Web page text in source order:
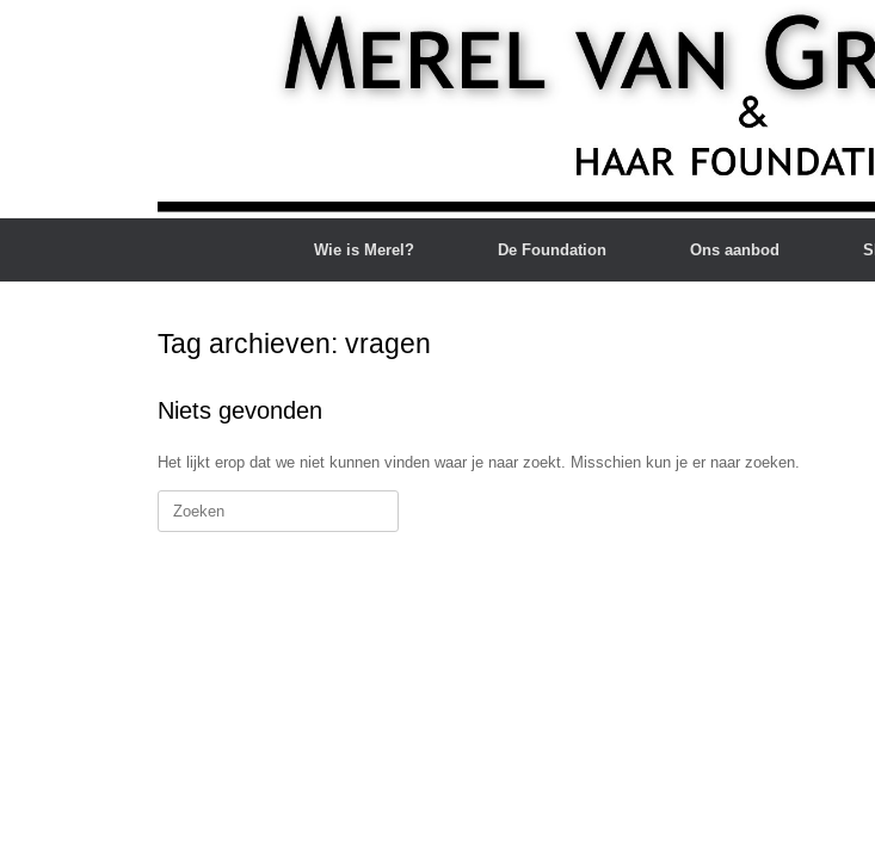
Wie is Merel? De Foundation Ons aanbod
Tag archieven: vragen
Niets gevonden
Het lijkt erop dat we niet kunnen vinden waar je naar zoekt. Misschien kun je er naar zoeken.
Zoeken